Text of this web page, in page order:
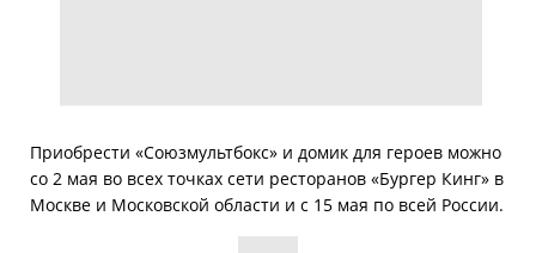
Приобрести «Союзмультбокс» и домик для героев можно
со 2 мая во всех точках сети ресторанов «Бургер Кинг» в
Москве и Московской области и с 15 мая по всей России.